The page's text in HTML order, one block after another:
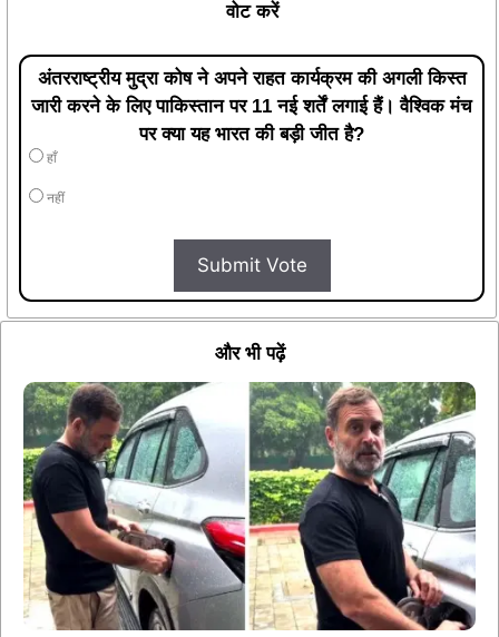
वोट करें
अंतरराष्ट्रीय मुद्रा कोष ने अपने राहत कार्यक्रम की अगली किस्त
जारी करने के लिए पाकिस्तान पर 11 नई शर्तें लगाई हैं। वैश्विक मंच
पर क्या यह भारत की बड़ी जीत है?
हाँ
नहीं
Submit Vote
और भी पढ़ें